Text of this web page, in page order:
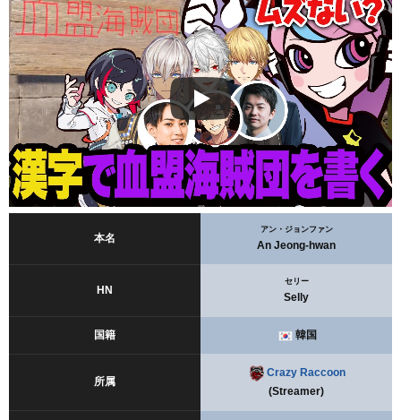
本名
アン・ジョンファン
An Jeong-hwan
HN
セリー
Selly
国籍 韓国
所属
Crazy Raccoon
(Streamer)